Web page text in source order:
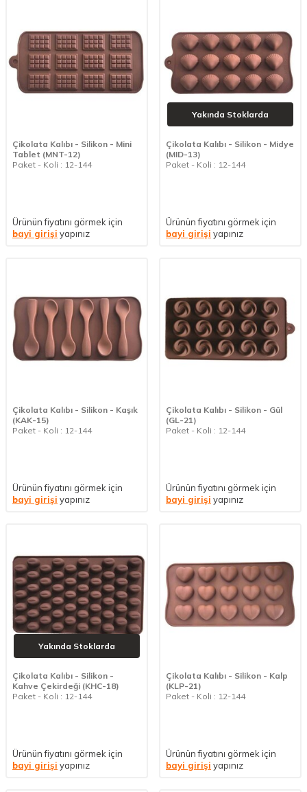
Çikolata Kalıbı - Silikon - Mini
Tablet (MNT-12)
Paket - Koli : 12-144
Ürünün fiyatını görmek için
bayi girişi yapınız
Yakında Stoklarda
Çikolata Kalıbı - Silikon - Midye
(MID-13)
Paket - Koli : 12-144
Ürünün fiyatını görmek için
bayi girişi yapınız
Çikolata Kalıbı - Silikon - Kaşık
(KAK-15)
Paket - Koli : 12-144
Ürünün fiyatını görmek için
bayi girişi yapınız
Çikolata Kalıbı - Silikon - Gül
(GL-21)
Paket - Koli : 12-144
Ürünün fiyatını görmek için
bayi girişi yapınız
Yakında Stoklarda
Çikolata Kalıbı - Silikon -
Kahve Çekirdeği (KHC-18)
Paket - Koli : 12-144
Ürünün fiyatını görmek için
bayi girişi yapınız
Çikolata Kalıbı - Silikon - Kalp
(KLP-21)
Paket - Koli : 12-144
Ürünün fiyatını görmek için
bayi girişi yapınız